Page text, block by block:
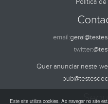
Política
email:
twitter:
Quer anunciar neste
Este site utiliza cookies. Ao navegar no site